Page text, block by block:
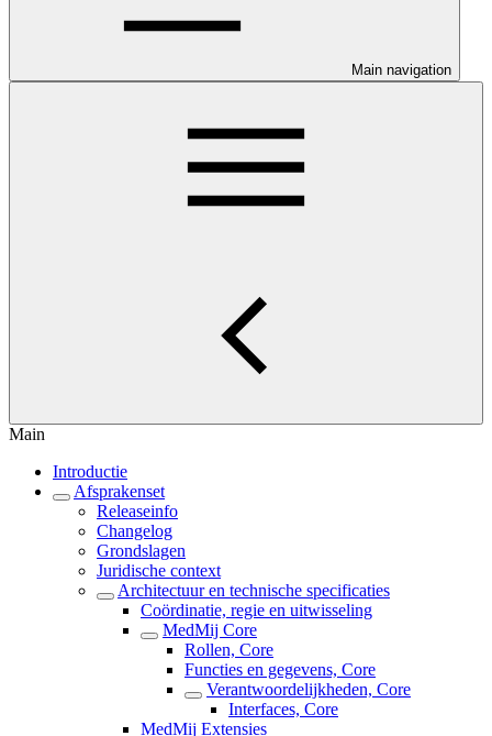
Main navigation
Main
Introductie
Afsprakenset
Releaseinfo
Changelog
Grondslagen
Juridische context
Architectuur en technische specificaties
Coördinatie, regie en uitwisseling
MedMij Core
Rollen, Core
Functies en gegevens, Core
Verantwoordelijkheden, Core
Interfaces, Core
MedMij Extensies